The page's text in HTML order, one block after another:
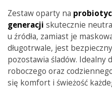
Zestaw oparty na
generacji skutecznie
u źródła, zamiast je
długotrwale, jest
pozostawia śladów. Idealny
roboczego oraz
się komfort i świeżość